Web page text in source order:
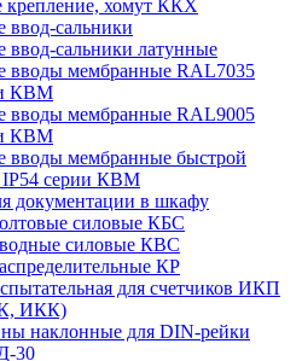
крепление, хомут ККХ
ввод-сальники
ввод-сальники латунные
вводы мембранные RAL7035
КВМ
вводы мембранные RAL9005
КВМ
вводы мембранные быстрой
IP54 серии КВМ
документации в шкафу
силовые КБС
силовые КВС
КР
для счетчиков ИКП
ИКК)
наклонные для DIN-рейки
30